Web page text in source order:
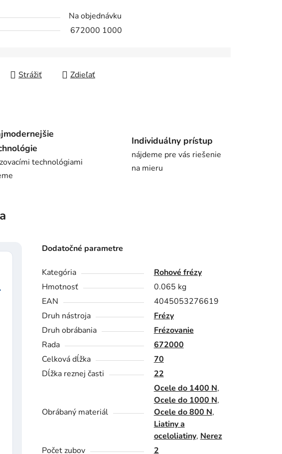
Na objednávku
672000 1000
Strážiť Zdieľať
technológiami
Individuálny prístup
nájdeme pre vás riešenie
na mieru
Dodatočné parametre
Kategória
Rohové frézy
Hmotnosť
0.065 kg
EAN
4045053276619
Druh nástroja
Frézy
Druh obrábania
Frézovanie
Rada
672000
Celková dĺžka
70
Dĺžka reznej časti
22
Obrábaný materiál
Ocele do 1400 N,
Ocele do 1000 N,
Ocele do 800 N,
Liatiny a
oceloliatiny, Nerez
Počet zubov
2